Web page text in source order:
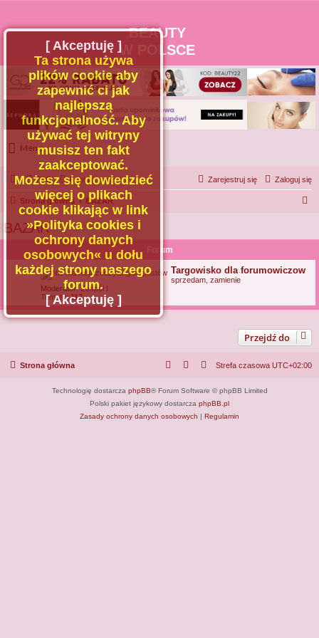
BEAUTY
W POLSCE
Menu
Facebook
Regulamin
Zapytaj administratora
Kontakt
FAQ Kontakt z nami Zaloguj się
Zarejestruj się
Strona główna BAZAR
BAZAR
Forum
Targowisko dla forumowiczow
sprzedam, zamienie
Moderator: Zespół I
Tematy:117
Przejdź do
[ Akceptuję ]
Ta strona używa
plików cookie aby
zapewnić ci jak
najlepszą
funkcjonalność. Aby
używać tej witryny
musisz ten fakt
zaakceptować.
Możesz się dowiedzieć
więcej o plikach
cookie klikając w link
»Polityka cookies i
ochrony danych
osobowych« u dołu
każdej strony naszego
forum.
[ Akceptuję ]
Strona główna Strefa czasowa UTC+02:00
Technologię dostarcza phpBB® Forum Software © phpBB Limited
Polski pakiet językowy dostarcza phpBB.pl
Zasady ochrony danych osobowych | Regulamin